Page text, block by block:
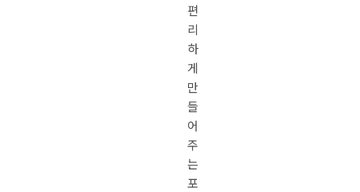
편
리
하
게
만
들
어
주
는
포